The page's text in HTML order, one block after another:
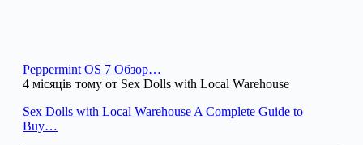
Peppermint OS 7 Обзор…
4 місяців тому от Sex Dolls with Local Warehouse
Sex Dolls with Local Warehouse A Complete Guide to
Buy…